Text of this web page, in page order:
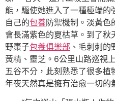
能，驅使她進入了一種極端
自己的包養防禦機制。淡黃色
會長滿紫色的夏枯草。到了秋
野棗子包養俱樂部 、毛刺刺
黃精、靈芝。6公里山路巡視
五谷不分，此刻熟悉了很多植
年夜天然真是擁有治愈一切的